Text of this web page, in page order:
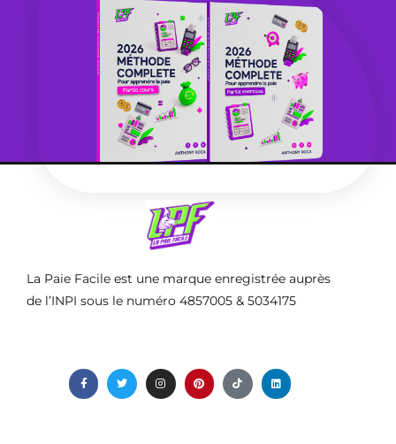
La Paie Facile est une marque enregistrée auprès
de l’INPI sous le numéro 4857005 & 5034175